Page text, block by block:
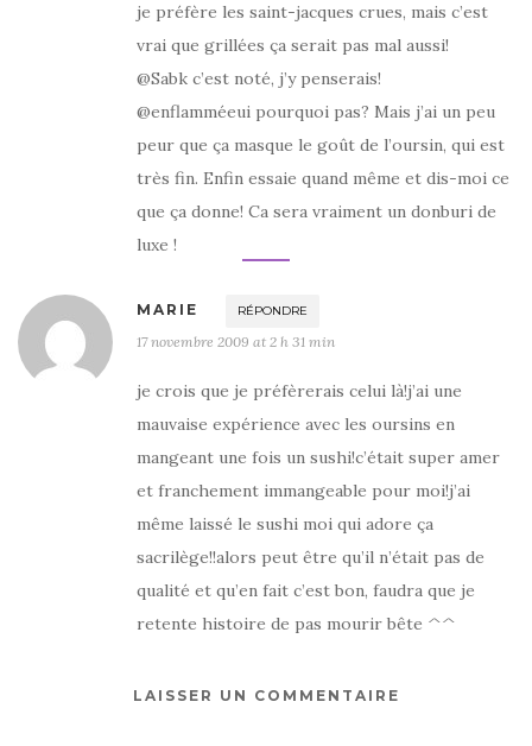
je préfère les saint-jacques crues, mais c’est
vrai que grillées ça serait pas mal aussi!
@Sabk c’est noté, j’y penserais!
@enflamméeui pourquoi pas? Mais j’ai un peu
peur que ça masque le goût de l’oursin, qui est
très fin. Enfin essaie quand même et dis-moi ce
que ça donne! Ca sera vraiment un donburi de
luxe !
MARIE RÉPONDRE
17 novembre 2009 at 2 h 31 min
je crois que je préfèrerais celui là!j’ai une
mauvaise expérience avec les oursins en
mangeant une fois un sushi!c’était super amer
et franchement immangeable pour moi!j’ai
même laissé le sushi moi qui adore ça
sacrilège!!alors peut être qu’il n’était pas de
qualité et qu’en fait c’est bon, faudra que je
retente histoire de pas mourir bête ^^
LAISSER UN COMMENTAIRE